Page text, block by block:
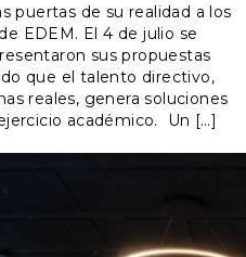
puertas de su realidad a los
EDEM. El 4 de julio se
sus propuestas
que el talento directivo,
reales, genera soluciones
académico. Un […]